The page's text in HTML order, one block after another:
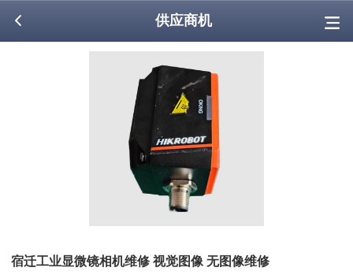
供应商机
宿迁工业显微镜相机维修 视觉图像 无图像维修